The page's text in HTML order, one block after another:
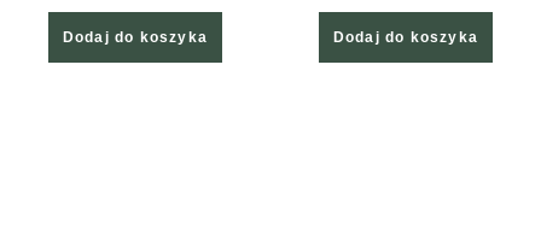
Dodaj do koszyka Dodaj do koszyka